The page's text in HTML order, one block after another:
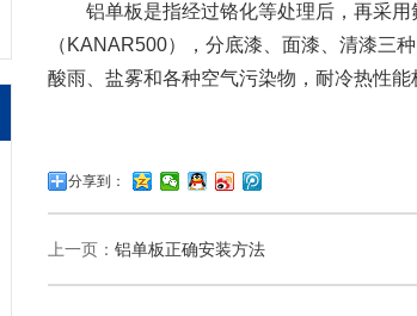
铝单板是指经过铬化等处理后，再采用
（KANAR500），分底漆、面漆、清漆三
酸雨、盐雾和各种空气污染物，耐冷热性
分享到：
上一页： 铝单板正确安装方法